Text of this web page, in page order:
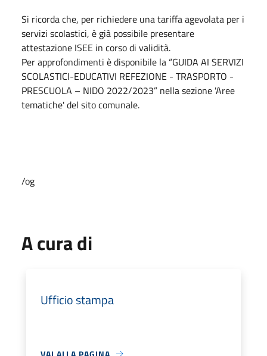
Si ricorda che, per richiedere una tariffa agevolata per i
servizi scolastici, è già possibile presentare
attestazione ISEE in corso di validità.
Per approfondimenti è disponibile la “GUIDA AI SERVIZI
SCOLASTICI-EDUCATIVI REFEZIONE - TRASPORTO -
PRESCUOLA – NIDO 2022/2023” nella sezione 'Aree
tematiche' del sito comunale.
/og
A cura di
Ufficio stampa